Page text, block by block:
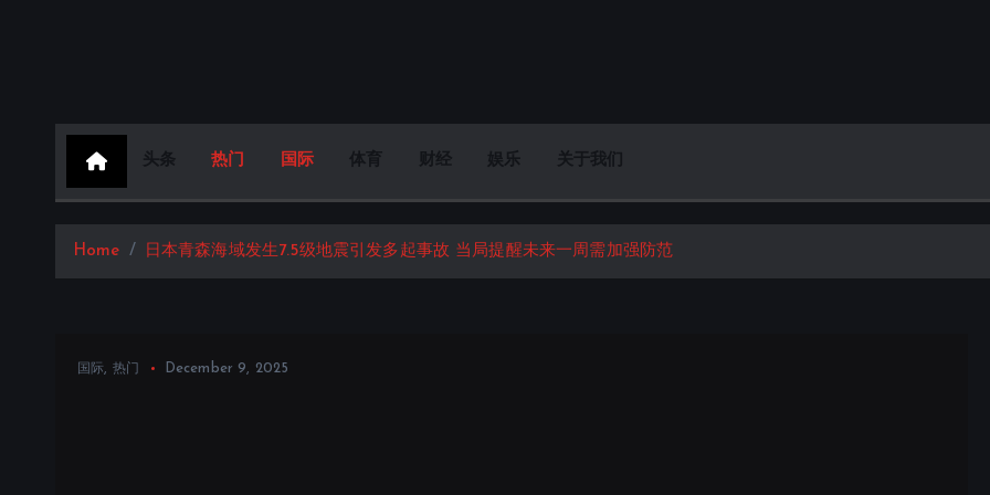
头条 热门 国际 体育 财经 娱乐 关于我们
Home 日本青森海域发生7.5级地震引发多起事故 当局提醒未来一周需加强防范
国际 热门 December 9, 2025